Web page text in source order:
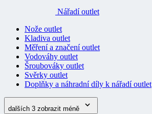
Nářadí outlet
Nože outlet
Kladiva outlet
Měření a značení outlet
Vodováhy outlet
Šroubováky outlet
Svěrky outlet
Doplňky a náhradní díly k nářadí outlet
dalších 3 zobrazit méně